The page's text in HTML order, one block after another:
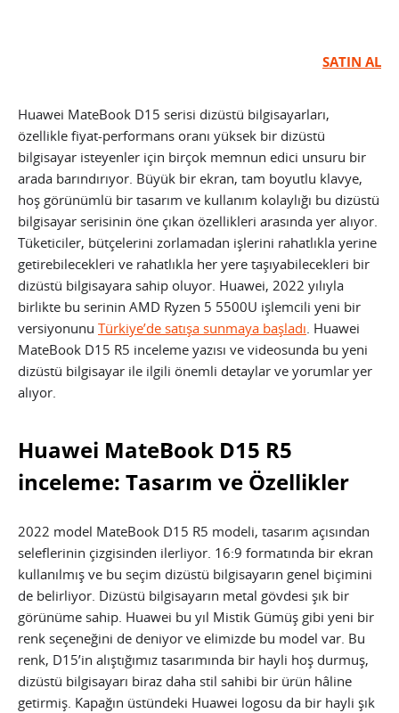
SATIN AL
Huawei MateBook D15 serisi dizüstü bilgisayarları,
özellikle fiyat-performans oranı yüksek bir dizüstü
bilgisayar isteyenler için birçok memnun edici unsuru bir
arada barındırıyor. Büyük bir ekran, tam boyutlu klavye,
hoş görünümlü bir tasarım ve kullanım kolaylığı bu dizüstü
bilgisayar serisinin öne çıkan özellikleri arasında yer alıyor.
Tüketiciler, bütçelerini zorlamadan işlerini rahatlıkla yerine
getirebilecekleri ve rahatlıkla her yere taşıyabilecekleri bir
dizüstü bilgisayara sahip oluyor. Huawei, 2022 yılıyla
birlikte bu serinin AMD Ryzen 5 5500U işlemcili yeni bir
versiyonunu Türkiye’de satışa sunmaya başladı. Huawei
MateBook D15 R5 inceleme yazısı ve videosunda bu yeni
dizüstü bilgisayar ile ilgili önemli detaylar ve yorumlar yer
alıyor.
Huawei MateBook D15 R5
inceleme: Tasarım ve Özellikler
2022 model MateBook D15 R5 modeli, tasarım açısından
seleflerinin çizgisinden ilerliyor. 16:9 formatında bir ekran
kullanılmış ve bu seçim dizüstü bilgisayarın genel biçimini
de belirliyor. Dizüstü bilgisayarın metal gövdesi şık bir
görünüme sahip. Huawei bu yıl Mistik Gümüş gibi yeni bir
renk seçeneğini de deniyor ve elimizde bu model var. Bu
renk, D15’in alıştığımız tasarımında bir hayli hoş durmuş,
dizüstü bilgisayarı biraz daha stil sahibi bir ürün hâline
getirmiş. Kapağın üstündeki Huawei logosu da bir hayli şık